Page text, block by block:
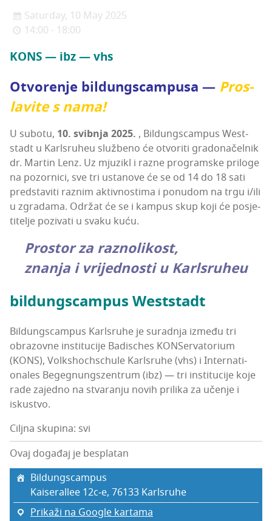
Saturday, 10 May 2025
14:00 - 18:00
KONS — ibz — vhs
Otvo­re­nje bil­dun­g­s­cam­pu­sa — Pros­
la­vi­te s nama!
U subo­tu, 10. svib­nja 2025. , Bil­dun­g­s­cam­pus Wes­t­
stadt u Kar­l­sru­heu služ­be­no će otvo­ri­ti gra­do­na­čel­nik
dr. Mar­tin Lenz. Uz mju­zikl i raz­ne pro­gram­ske pri­lo­ge
na pozor­ni­ci, sve tri usta­no­ve će se od 14 do 18 sati
pred­sta­vi­ti raz­nim aktiv­nos­ti­ma i ponu­dom na trgu i/ili
u zgra­da­ma. Odr­žat će se i kam­pus skup koji će posje­
ti­te­lje pozi­va­ti ​​u sva­ku kuću.
Pros­tor za raznolikost,
zna­nja i vri­jed­nos­ti u Karlsruheu
bil­dun­g­s­cam­pus Weststadt
Bil­dun­g­s­cam­pus Kar­l­sru­he je surad­nja izme­đu tri
obra­zov­ne ins­ti­tu­ci­je Badis­c­hes KON­Ser­va­to­ri­um
(KONS), Vol­k­shoc­h­s­c­hu­le Kar­l­sru­he (vhs) i Inter­na­ti­
ona­les Begeg­nun­g­szen­trum (ibz) — tri ins­ti­tu­ci­je koje
rade zajed­no na stva­ra­nju novih pri­li­ka za uče­nje i
iskustvo.
Ciljna skupina: svi
Ovaj događaj je besplatan
Bil­dun­g­s­cam­pus
Kaise­ral­lee 12c‑e, 76133 Kar­l­sru­he
Prikaži na Google kartama